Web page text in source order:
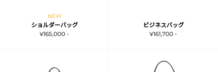
NEW
ショルダーバッグ
¥165,000 -
ビジネスバッグ
¥161,700 -